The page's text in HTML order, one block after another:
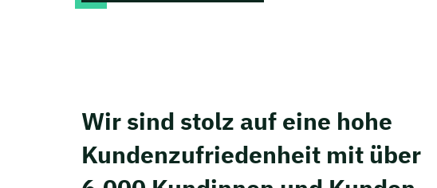
Wir sind stolz auf eine hohe
Kunden­zufriedenheit mit über